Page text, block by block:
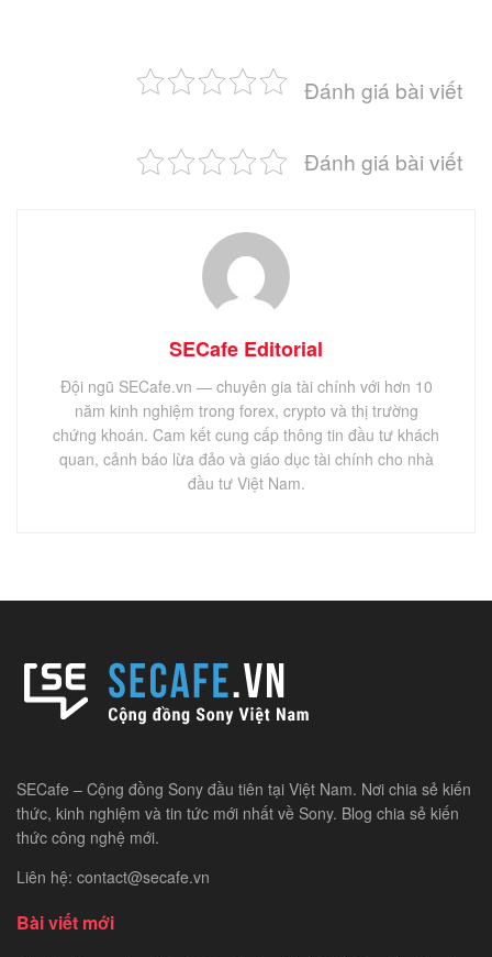
Đánh giá bài viết
Đánh giá bài viết
SECafe Editorial
Đội ngũ SECafe.vn — chuyên gia tài chính với hơn 10
năm kinh nghiệm trong forex, crypto và thị trường
chứng khoán. Cam kết cung cấp thông tin đầu tư khách
quan, cảnh báo lừa đảo và giáo dục tài chính cho nhà
đầu tư Việt Nam.
SECafe – Cộng đồng Sony đầu tiên tại Việt Nam. Nơi chia sẻ kiến
thức, kinh nghiệm và tin tức mới nhất về Sony. Blog chia sẻ kiến
thức công nghệ mới.
Liên hệ: contact@secafe.vn
Bài viết mới